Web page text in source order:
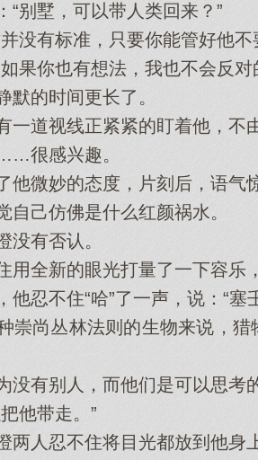
墅，可以带人类回来？”
有标准，只要你能管好他不
你也有想法，我也不会反对
的时间更长了。
道视线正紧紧的盯着他，不由
很感兴趣。
微妙的态度，片刻后，语气
己仿佛是什么红颜祸水。
有否认。
全新的眼光打量了一下容乐
忍不住“哈”了一声，说：“塞
尚丛林法则的生物来说，猎
有别人，而他们是可以思考
他带走。”
人忍不住将目光都放到他身上